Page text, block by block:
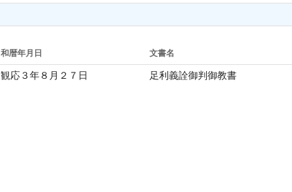
和暦年月日 文書名
観応３年８月２７日 足利義詮御判御教書